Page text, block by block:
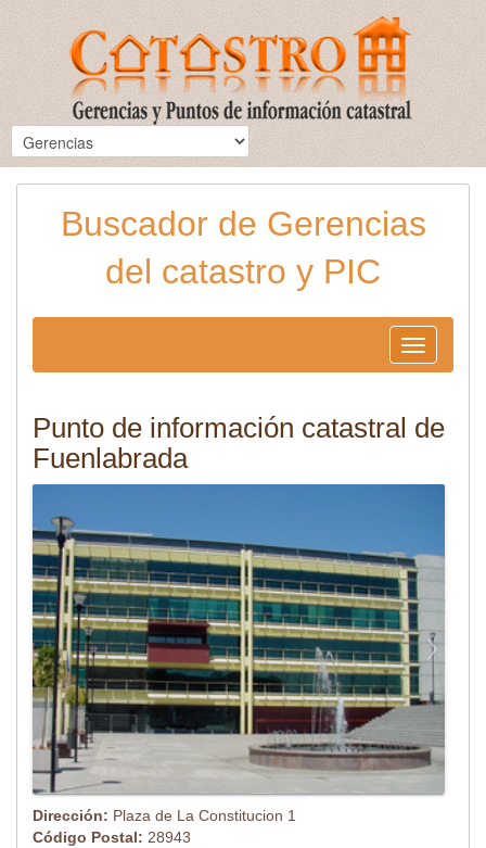
Buscador de Gerencias
del catastro y PIC
Toggle
navigation
Punto de información catastral de
Fuenlabrada
Dirección: Plaza de La Constitucion 1
Código Postal: 28943